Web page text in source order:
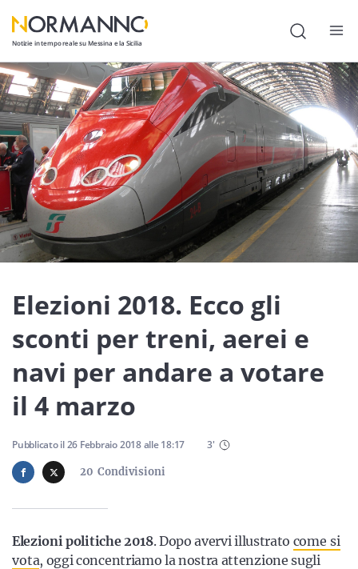
Notizie in tempo reale su Messina e la Sicilia
Attualità
Cronaca
Politica
Cultura
Lavoro
Società
Economia
Sport
Sicilia
Servizi
Resta sempre aggiornato con le ultime news, iscriviti alla
nostra newsletter
Elezioni 2018. Ecco gli
sconti per treni, aerei e
navi per andare a votare
il 4 marzo
20 Condivisioni
Pubblicato il26 Febbraio 2018alle18:17 3'
Elezioni politiche 2018. Dopo avervi illustrato come si
vota, oggi concentriamo la nostra attenzione sugli